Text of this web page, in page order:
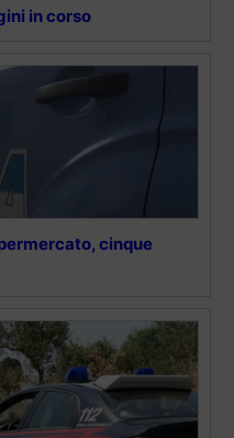
in corso
cinque